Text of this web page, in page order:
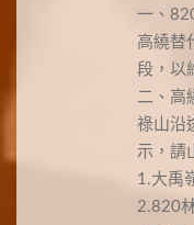
一、
高繞替
段，以
二、高
祿山沿
示，請
1.大禹
2.820